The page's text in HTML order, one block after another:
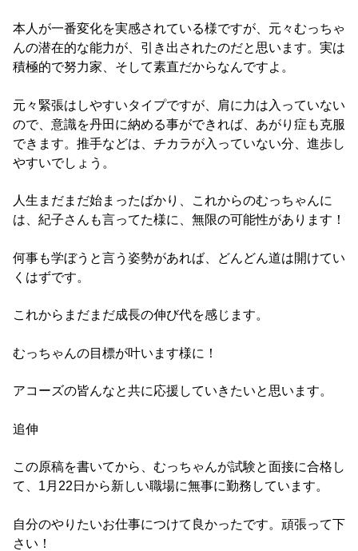
本人が一番変化を実感されている様ですが、元々むっちゃ
んの潜在的な能力が、引き出されたのだと思います。実は
積極的で努力家、そして素直だからなんですよ。
元々緊張はしやすいタイプですが、肩に力は入っていない
ので、意識を丹田に納める事ができれば、あがり症も克服
できます。推手などは、チカラが入っていない分、進歩し
やすいでしょう。
人生まだまだ始まったばかり、これからのむっちゃんに
は、紀子さんも言ってた様に、無限の可能性があります！
何事も学ぼうと言う姿勢があれば、どんどん道は開けてい
くはずです。
これからまだまだ成長の伸び代を感じます。
むっちゃんの目標が叶います様に！
アコーズの皆んなと共に応援していきたいと思います。
追伸
この原稿を書いてから、むっちゃんが試験と面接に合格し
て、1月22日から新しい職場に無事に勤務しています。
自分のやりたいお仕事につけて良かったです。頑張って下
さい！